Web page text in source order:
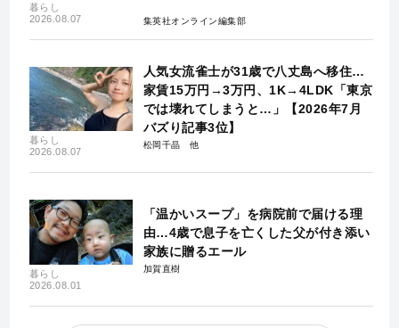
暮らし
2026.08.07
集英社オンライン編集部
暮らし
2026.08.07
人気女流雀士が31歳で八丈島へ移住…
家賃15万円→3万円、1K→4LDK「東京
では壊れてしまうと…」【2026年7月
バズり記事3位】
松岡千晶
暮らし
2026.08.01
「温かいスープ」を病院前で届ける理
由…4歳で息子を亡くした父が付き添い
家族に贈るエール
加賀直樹